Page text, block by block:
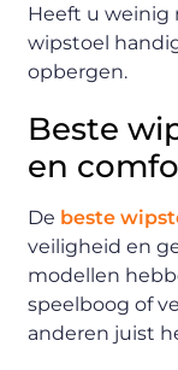
Heeft u weinig
wipstoel
opbergen.
Beste
en
De beste
veiligheid en
modellen
speelboog of
anderen juist